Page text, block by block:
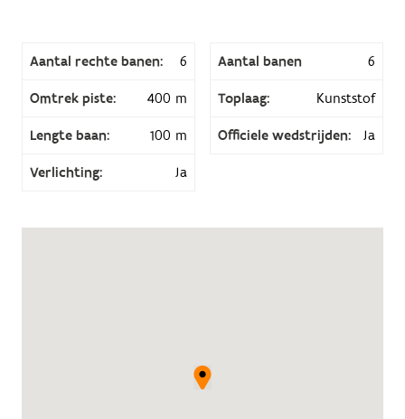
Aantal rechte banen: 6 Aantal banen 6
Omtrek piste: 400 m Toplaag: Kunststof
Lengte baan: 100 m Officiele wedstrijden: Ja
Verlichting: Ja